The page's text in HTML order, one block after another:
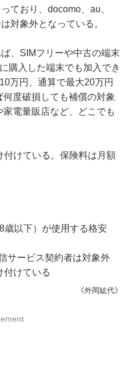
ており、docomo、au、
対象外となっている。
、SIMフリーや中古の端末
購入した端末でも加入でき
万円、通算で最大20万円
度破損しても補償の対象
電量販店など、どこでも
けている。保険料は月額
歳以下）が使用する格安
サービス契約者は対象外
付けている
《外岡紘代》